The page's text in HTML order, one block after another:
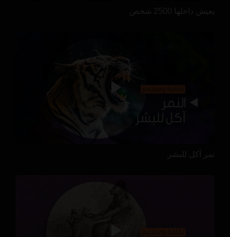
يعيش داخلها 2500 شخص
نمر آكل للبشر